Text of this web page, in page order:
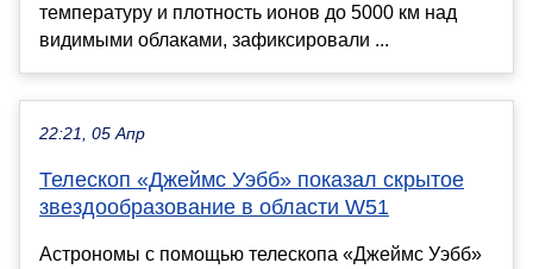
температуру и плотность ионов до 5000 км над
видимыми облаками, зафиксировали ...
22:21, 05 Апр
Телескоп «Джеймс Уэбб» показал скрытое
звездообразование в области W51
Астрономы с помощью телескопа «Джеймс Уэбб»